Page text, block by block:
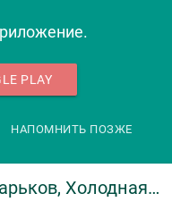
PLAY
НАПОМНИТЬ ПОЗЖЕ
квартира, 1-кімн., Харьков, Холодная Гора, Полтавский Шлях